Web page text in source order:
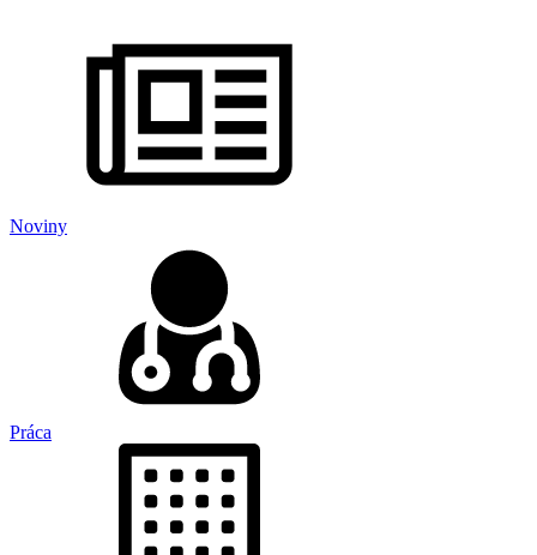
Noviny
Práca